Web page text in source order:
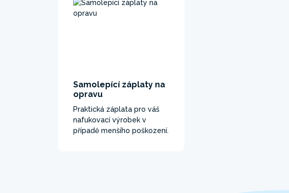
Samolepící záplaty na
opravu
Praktická záplata pro váš
nafukovací výrobek v
případě menšího poškození.